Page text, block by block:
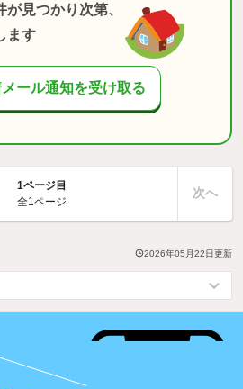
見つかり次第、
ます
ール通知を受け取る
1ページ目
全1ページ
次へ
2026年05月22日更新